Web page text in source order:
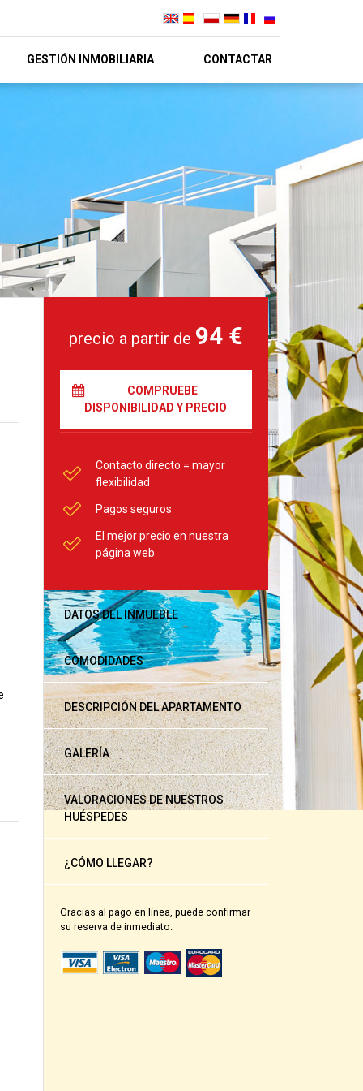
GESTIÓN INMOBILIARIA CONTACTAR
precio a partir de 94 €
COMPRUEBE
DISPONIBILIDAD Y PRECIO
Contacto directo = mayor
flexibilidad
Pagos seguros
El mejor precio en nuestra
página web
DATOS DEL INMUEBLE
COMODIDADES
DESCRIPCIÓN DEL APARTAMENTO
GALERÍA
VALORACIONES DE NUESTROS
HUÉSPEDES
¿CÓMO LLEGAR?
Gracias al pago en línea, puede confirmar
su reserva de inmediato.